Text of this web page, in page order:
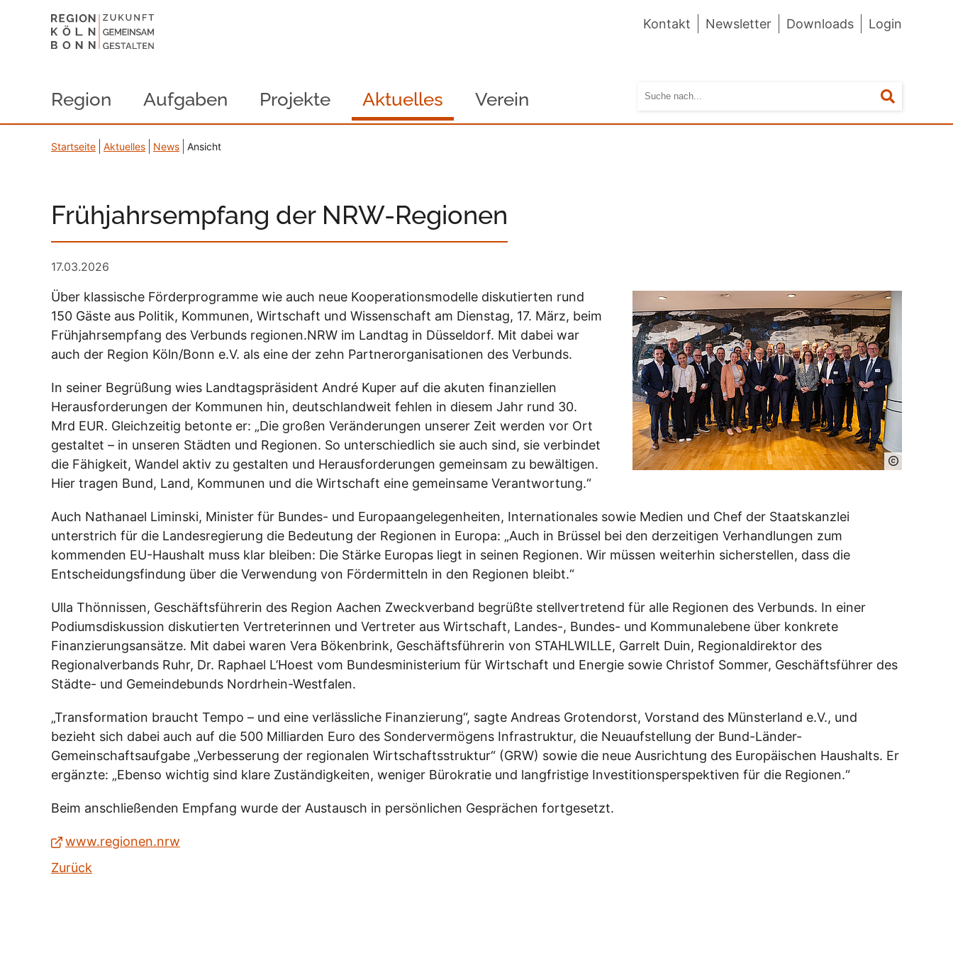
Kontakt Newsletter Downloads Login
Region Aufgaben Projekte Aktuelles Verein Suchen
Startseite Aktuelles News Ansicht
Frühjahrsempfang der NRW-Regionen
17.03.2026
Über klassische Förderprogramme wie auch neue Kooperationsmodelle diskutierten rund
150 Gäste aus Politik, Kommunen, Wirtschaft und Wissenschaft am Dienstag, 17. März, beim
Frühjahrsempfang des Verbunds regionen.NRW im Landtag in Düsseldorf. Mit dabei war
auch der Region Köln/Bonn e.V. als eine der zehn Partnerorganisationen des Verbunds.
In seiner Begrüßung wies Landtagspräsident André Kuper auf die akuten finanziellen
Herausforderungen der Kommunen hin, deutschlandweit fehlen in diesem Jahr rund 30.
Mrd EUR. Gleichzeitig betonte er: „Die großen Veränderungen unserer Zeit werden vor Ort
gestaltet – in unseren Städten und Regionen. So unterschiedlich sie auch sind, sie verbindet
die Fähigkeit, Wandel aktiv zu gestalten und Herausforderungen gemeinsam zu bewältigen.
Hier tragen Bund, Land, Kommunen und die Wirtschaft eine gemeinsame Verantwortung.“
Auch Nathanael Liminski, Minister für Bundes- und Europaangelegenheiten, Internationales sowie Medien und Chef der Staatskanzlei
unterstrich für die Landesregierung die Bedeutung der Regionen in Europa: „Auch in Brüssel bei den derzeitigen Verhandlungen zum
kommenden EU-Haushalt muss klar bleiben: Die Stärke Europas liegt in seinen Regionen. Wir müssen weiterhin sicherstellen, dass die
Entscheidungsfindung über die Verwendung von Fördermitteln in den Regionen bleibt.“
Ulla Thönnissen, Geschäftsführerin des Region Aachen Zweckverband begrüßte stellvertretend für alle Regionen des Verbunds. In einer
Podiumsdiskussion diskutierten Vertreterinnen und Vertreter aus Wirtschaft, Landes-, Bundes- und Kommunalebene über konkrete
Finanzierungsansätze. Mit dabei waren Vera Bökenbrink, Geschäftsführerin von STAHLWILLE, Garrelt Duin, Regionaldirektor des
Regionalverbands Ruhr, Dr. Raphael L’Hoest vom Bundesministerium für Wirtschaft und Energie sowie Christof Sommer, Geschäftsführer des
Städte- und Gemeindebunds Nordrhein-Westfalen.
„Transformation braucht Tempo – und eine verlässliche Finanzierung“, sagte Andreas Grotendorst, Vorstand des Münsterland e.V., und
bezieht sich dabei auch auf die 500 Milliarden Euro des Sondervermögens Infrastruktur, die Neuaufstellung der Bund-Länder-
Gemeinschaftsaufgabe „Verbesserung der regionalen Wirtschaftsstruktur“ (GRW) sowie die neue Ausrichtung des Europäischen Haushalts. Er
ergänzte: „Ebenso wichtig sind klare Zuständigkeiten, weniger Bürokratie und langfristige Investitionsperspektiven für die Regionen.“
Beim anschließenden Empfang wurde der Austausch in persönlichen Gesprächen fortgesetzt.
www.regionen.nrw
Zurück